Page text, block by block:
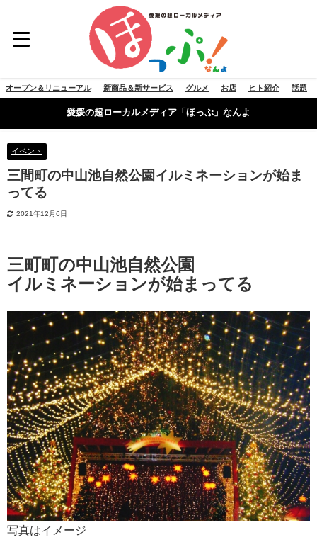
オープン＆リニューアル 新商品＆新サービス グルメ お店 ヒト紹介 話題
愛媛の超ローカルメディア「ほっぷ」なんよ
イベント
三間町の中山池自然公園イルミネーションが始ま
ってる
2021年12月6日
三町町の中山池自然公園
イルミネーションが始まってる
写真はイメージ